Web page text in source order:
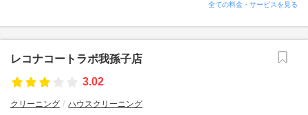
全ての料金・サービスを見る
レコナコートラボ我孫子店
3.02
クリーニング ハウスクリーニング